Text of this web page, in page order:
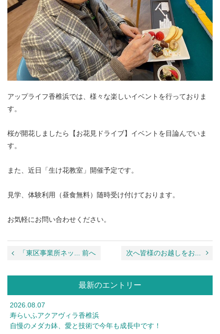
アップライフ香椎浜では、様々な楽しいイベントを行っておりま
す。
桜が開花しましたら【お花見ドライブ】イベントを目論んでいま
す。
また、近日「生け花教室」開催予定です。
見学、体験利用（昼食無料）随時受け付けております。
お気軽にお問い合わせください。
「東区事業所ネッ... 前へ 次へ皆様のお越しをお...
最新のエントリー
2026.08.07
寿らいふアクアヴィラ香椎浜
自慢のメダカ鉢、愛と技術で今年も成長中です！